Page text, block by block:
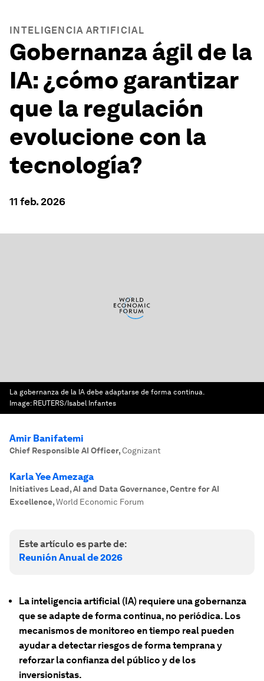
INTELIGENCIA ARTIFICIAL
Gobernanza ágil de la
IA: ¿cómo garantizar
que la regulación
evolucione con la
tecnología?
11 feb. 2026
La gobernanza de la IA debe adaptarse de forma continua.
Image: REUTERS/Isabel Infantes
Amir Banifatemi
Chief Responsible AI Officer,Cognizant
Karla Yee Amezaga
Initiatives Lead, AI and Data Governance, Centre for AI
Excellence,World Economic Forum
Este artículo es parte de:
Reunión Anual de 2026
La inteligencia artificial (IA) requiere una gobernanza
que se adapte de forma continua, no periódica. Los
mecanismos de monitoreo en tiempo real pueden
ayudar a detectar riesgos de forma temprana y
reforzar la confianza del público y de los
inversionistas.